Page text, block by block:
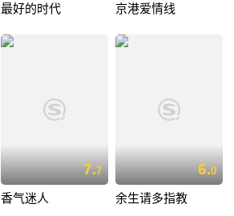
最好的时代 京港爱情线
7.7
香气迷人
6.0
余生请多指教